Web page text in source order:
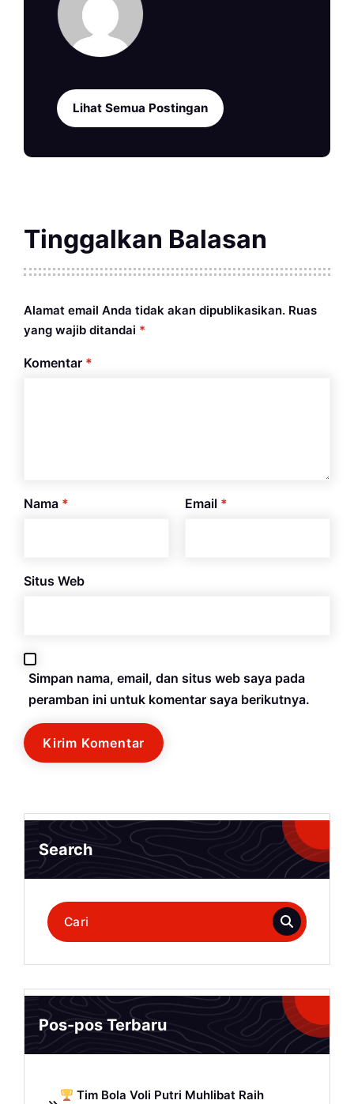
Lihat Semua Postingan
Tinggalkan Balasan
Alamat email Anda tidak akan dipublikasikan. Ruas
yang wajib ditandai *
Komentar *
Nama * Email *
Situs Web
Simpan nama, email, dan situs web saya pada
peramban ini untuk komentar saya berikutnya.
Search
Pencarian
untuk:
Pos-pos Terbaru
Tim Bola Voli Putri Muhlibat Raih